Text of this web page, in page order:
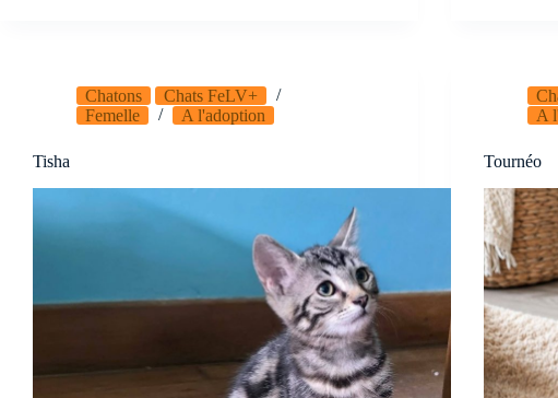
Chatons
Chats FeLV+
Femelle
A l'adoption
Tisha
A
Tournéo